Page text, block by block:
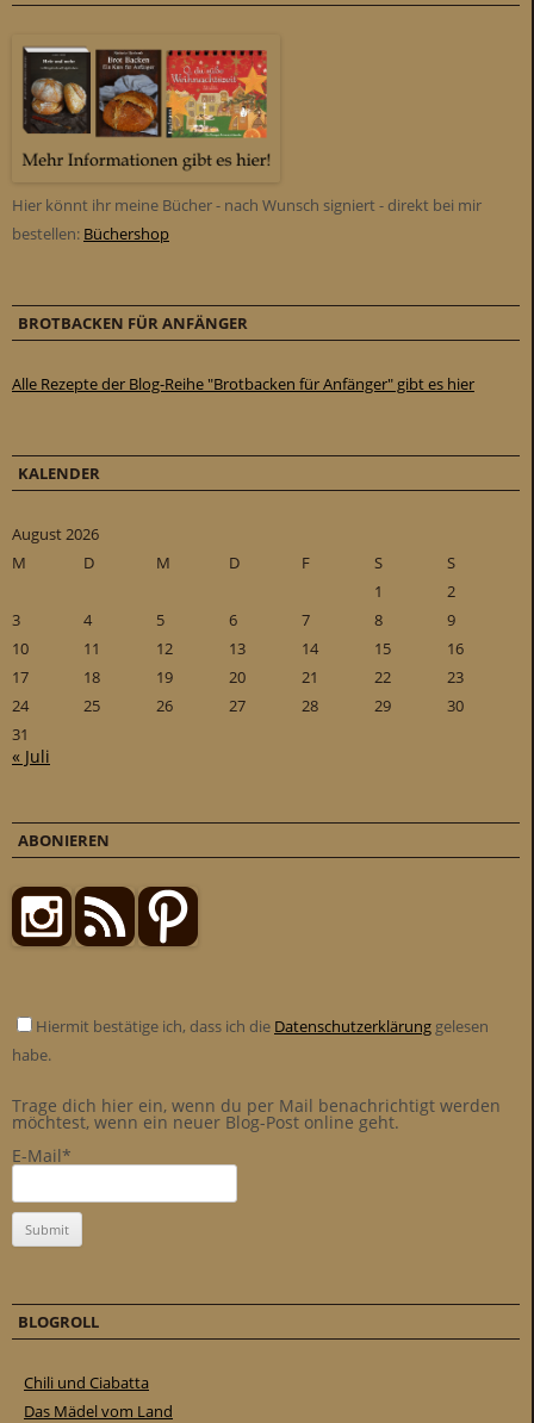
Hier könnt ihr meine Bücher - nach Wunsch signiert - direkt bei mir
bestellen: Büchershop
BROTBACKEN FÜR ANFÄNGER
Alle Rezepte der Blog-Reihe "Brotbacken für Anfänger" gibt es hier
KALENDER
August 2026
M
D M D F S
S
1
2
3
4 5 6 7 8
9
10
11 12 13 14 15
16
17
18 19 20 21 22
23
24
25 26 27 28 29
30
31
« Juli
ABONIEREN
Hiermit bestätige ich, dass ich die Datenschutzerklärung gelesen
habe.
Trage dich hier ein, wenn du per Mail benachrichtigt werden
möchtest, wenn ein neuer Blog-Post online geht.
E-Mail*
BLOGROLL
Chili und Ciabatta
Das Mädel vom Land